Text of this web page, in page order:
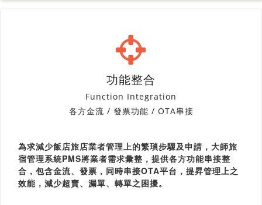
功能整合
Function Integration
各方金流 / 發票功能 / OTA串接
為求減少飯店旅店業者管理上的繁瑣步驟及申請，大師旅
宿管理系統PMS將業者需求彙整，提供各方功能串接整
合，包含金流、發票，同時串接OTA平台，提昇管理上之
效能，減少超賣、漏單、轉單之困擾。